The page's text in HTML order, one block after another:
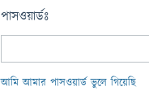
পাসওয়ার্ডঃ
আমি আমার পাসওয়ার্ড ভুলে গিয়েছি